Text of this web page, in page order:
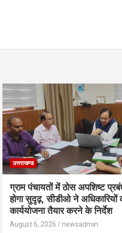
उत्तराखण्ड
ग्राम पंचायतों में ठोस अपशिष्ट
होगा सुदृढ़, सीडीओ ने अधिकारियों
कार्ययोजना तैयार करने के निर्देश
August 6, 2026 newsadmin